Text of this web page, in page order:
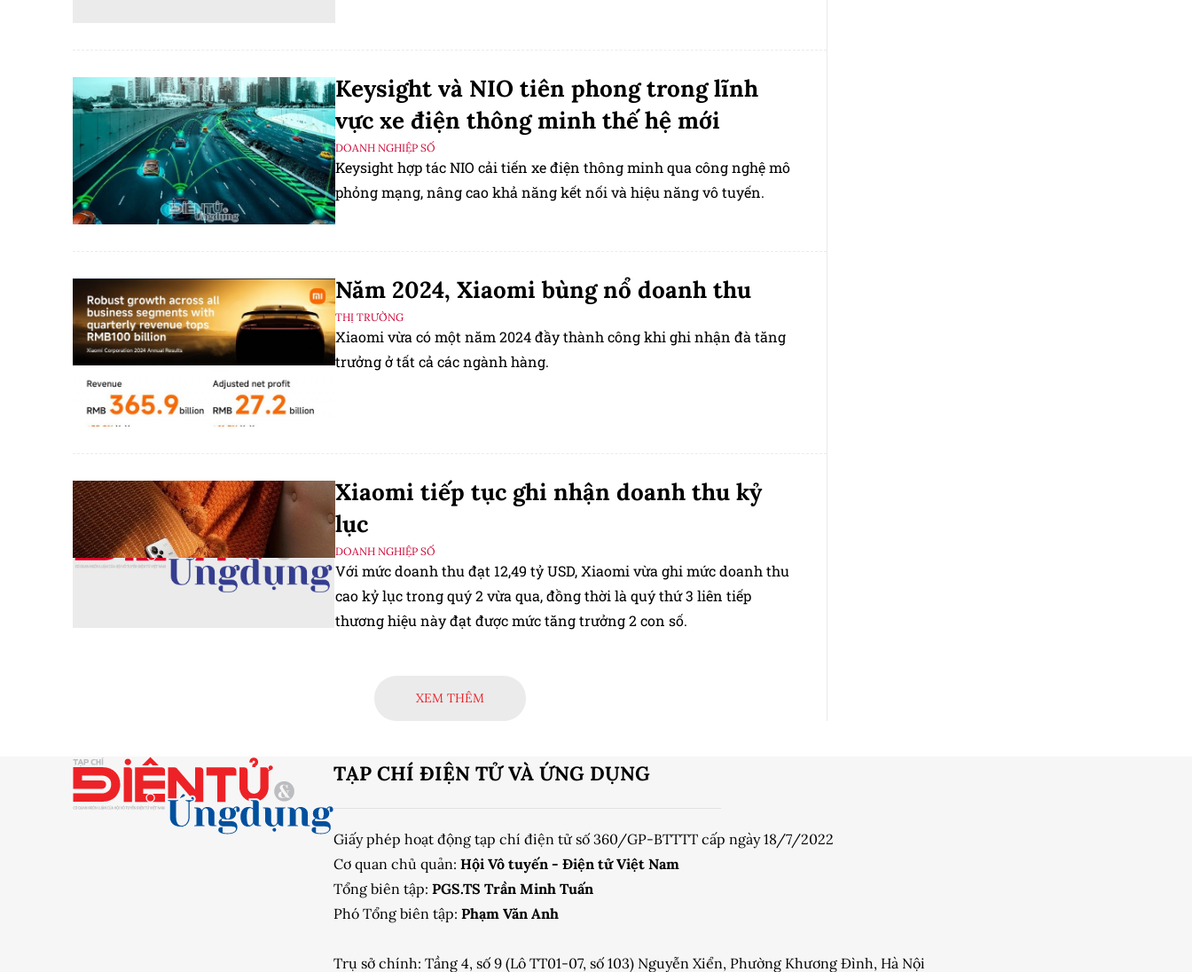
Keysight và NIO tiên phong trong lĩnh
vực xe điện thông minh thế hệ mới
DOANH NGHIỆP SỐ
Keysight hợp tác NIO cải tiến xe điện thông minh qua công nghệ mô
phỏng mạng, nâng cao khả năng kết nối và hiệu năng vô tuyến.
Năm 2024, Xiaomi bùng nổ doanh thu
THỊ TRƯỜNG
Xiaomi vừa có một năm 2024 đầy thành công khi ghi nhận đà tăng
trưởng ở tất cả các ngành hàng.
Xiaomi tiếp tục ghi nhận doanh thu kỷ
lục
DOANH NGHIỆP SỐ
Với mức doanh thu đạt 12,49 tỷ USD, Xiaomi vừa ghi mức doanh thu
cao kỷ lục trong quý 2 vừa qua, đồng thời là quý thứ 3 liên tiếp
thương hiệu này đạt được mức tăng trưởng 2 con số.
XEM THÊM
TẠP CHÍ ĐIỆN TỬ VÀ ỨNG DỤNG
Giấy phép hoạt động tạp chí điện tử số 360/GP-BTTTT cấp ngày 18/7/2022
Cơ quan chủ quản: Hội Vô tuyến - Điện tử Việt Nam
Tổng biên tập: PGS.TS Trần Minh Tuấn
Phó Tổng biên tập: Phạm Văn Anh
Trụ sở chính: Tầng 4, số 9 (Lô TT01-07, số 103) Nguyễn Xiển, Phường Khương Đình, Hà Nội